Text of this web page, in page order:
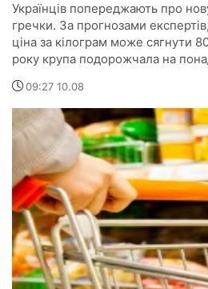
Українців попереджають про
гречки. За прогнозами
ціна за кілограм може сягнути
року крупа подорожчала на
09:27 10.08